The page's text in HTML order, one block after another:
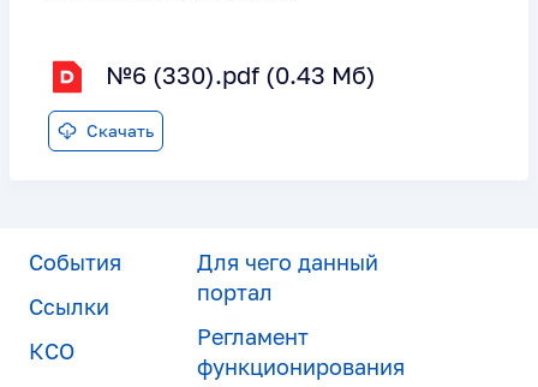
№6 (330).pdf (0.43 Мб)
Скачать
События
Ссылки
КСО
Для чего данный
портал
Регламент
функционирования